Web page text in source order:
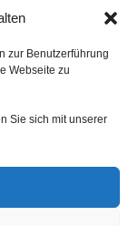
zur Benutzerführung
Webseite zu
Sie sich mit unserer
See,